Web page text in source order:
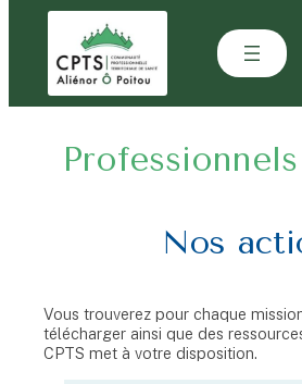
contenu
Nos
Vous trouverez pour chaque
télécharger ainsi que des
CPTS met à votre disposition.